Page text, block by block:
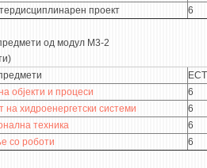
проект 6
од модул М3-2
објекти и процеси
6
на хидроенергетски системи
6
техника
6
со роботи 6